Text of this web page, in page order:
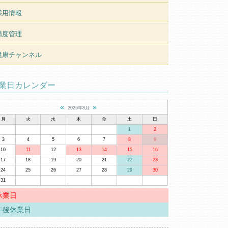
用情報
度管理
康チャンネル
日カレンダー
« 2026年8月 »
月 火 水 木 金 土
日
1
2
3
4 5 6 7 8
9
10
11 12 13 14 15
16
17
18 19 20 21 22
23
24
25 26 27 28 29
30
31
業日
後休業日